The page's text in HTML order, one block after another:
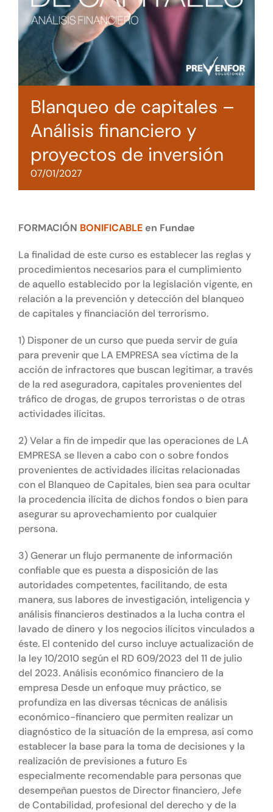
Tienda online
Contacto
Blanqueo de capitales –
Análisis financiero y
proyectos de inversión
07/01/2027
FORMACIÓN BONIFICABLE en Fundae
La finalidad de este curso es establecer las reglas y
procedimientos necesarios para el cumplimiento
de aquello establecido por la legislación vigente, en
relación a la prevención y detección del blanqueo
de capitales y financiación del terrorismo.
1) Disponer de un curso que pueda servir de guía
para prevenir que LA EMPRESA sea víctima de la
acción de infractores que buscan legitimar, a través
de la red aseguradora, capitales provenientes del
tráfico de drogas, de grupos terroristas o de otras
actividades ilícitas.
2) Velar a fin de impedir que las operaciones de LA
EMPRESA se lleven a cabo con o sobre fondos
provenientes de actividades ilícitas relacionadas
con el Blanqueo de Capitales, bien sea para ocultar
la procedencia ilícita de dichos fondos o bien para
asegurar su aprovechamiento por cualquier
persona.
3) Generar un flujo permanente de información
confiable que es puesta a disposición de las
autoridades competentes, facilitando, de esta
manera, sus labores de investigación, inteligencia y
análisis financieros destinados a la lucha contra el
lavado de dinero y los negocios ilícitos vinculados a
éste. El contenido del curso incluye actualización de
la ley 10/2010 según el RD 609/2023 del 11 de julio
del 2023. Análisis económico financiero de la
empresa Desde un enfoque muy práctico, se
profundiza en las diversas técnicas de análisis
económico-financiero que permiten realizar un
diagnóstico de la situación de la empresa, así como
establecer la base para la toma de decisiones y la
realización de previsiones a futuro Es
especialmente recomendable para personas que
desempeñan puestos de Director financiero, Jefe
de Contabilidad, profesional del derecho y de la